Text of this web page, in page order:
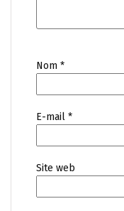
Nom *
E-mail *
Site web